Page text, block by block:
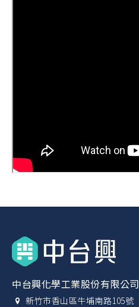
中台興化學工業股份有限公司
新竹市香山區牛埔南路105號